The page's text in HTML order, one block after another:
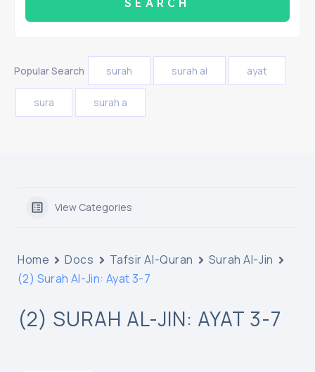
Popular Search surah surah al ayat
sura surah a
View Categories
Home Docs Tafsir Al-Quran
Surah Al-Jin
(2) Surah Al-Jin: Ayat 3-7
(2) SURAH AL-JIN: AYAT 3-7